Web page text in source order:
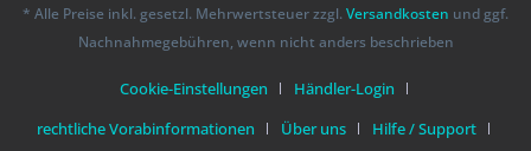
* Alle Preise inkl. gesetzl. Mehrwertsteuer zzgl. Versandkosten und ggf.
Nachnahmegebühren, wenn nicht anders beschrieben
Cookie-Einstellungen
Händler-Login
rechtliche Vorabinformationen
Über uns
Hilfe / Support